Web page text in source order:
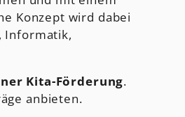
Konzept wird dabei
Informatik,
Kita-Förderung.
anbieten.